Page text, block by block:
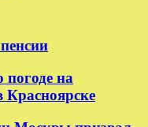
погоде на
Красноярске